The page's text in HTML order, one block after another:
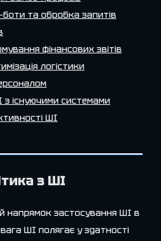
боти та обробка запитів
фінансових звітів
логістики
з існуючими системами
ШІ
з ШІ
напрямок застосування ШІ в
ШІ полягає у здатності